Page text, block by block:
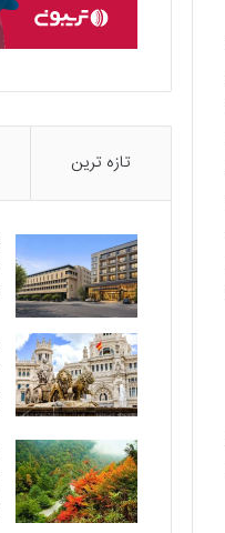
تازه ترین